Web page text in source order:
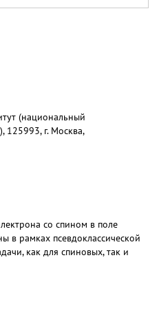
(национальный
125993, г. Москва,
со спином в поле
в рамках псевдоклассической
как для спиновых, так и